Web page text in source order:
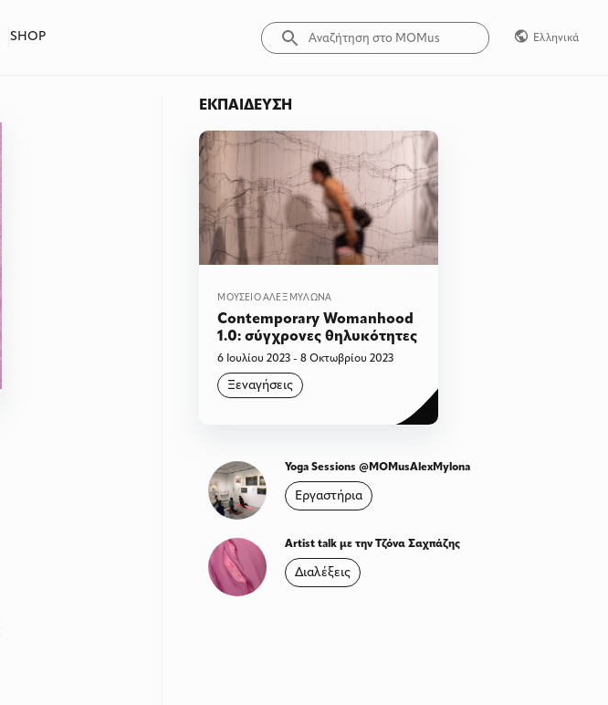
SHOP Ελληνικά
ΕΚΠΑΊΔΕΥΣΗ
ΜΟΥΣΕΊΟ ΆΛΕΞ ΜΥΛΩΝΆ
Contemporary Womanhood
1.0: σύγχρονες θηλυκότητες
6 Ιουλίου 2023 - 8 Οκτωβρίου 2023
Ξεναγήσεις
Yoga Sessions @MOMusAlexMylona
Εργαστήρια
Artist talk με την Τζόνα Σαχπάζης
Διαλέξεις